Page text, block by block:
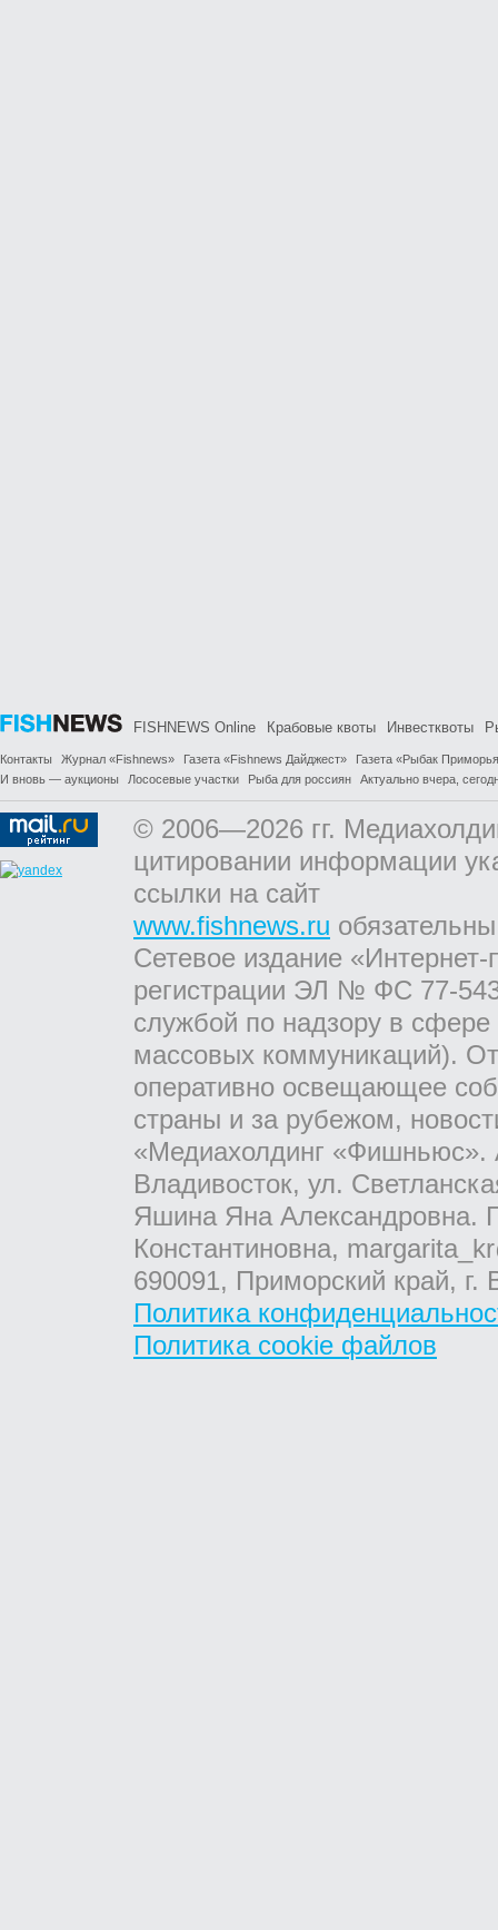
FISHNEWS Online Крабовые квоты Инвестквоты
Контакты Журнал «Fishnews» Газета «Fishnews Дайджест»
Газета «Рыбак
И вновь — аукционы
Лососевые участки Рыба для россиян Актуально вчера,
© 2006—2026 гг.
цитировании информации
ссылки на сайт
www.fishnews.ru
Сетевое издание
регистрации ЭЛ № ФС 77-
службой по надзору в
массовых коммуникаций).
оперативно освещающее
страны и за рубежом,
«Медиахолдинг «Фишньюс».
Владивосток, ул.
Яшина Яна Александровна.
Константиновна,
690091, Приморский край,
Политика
Политика cookie файлов